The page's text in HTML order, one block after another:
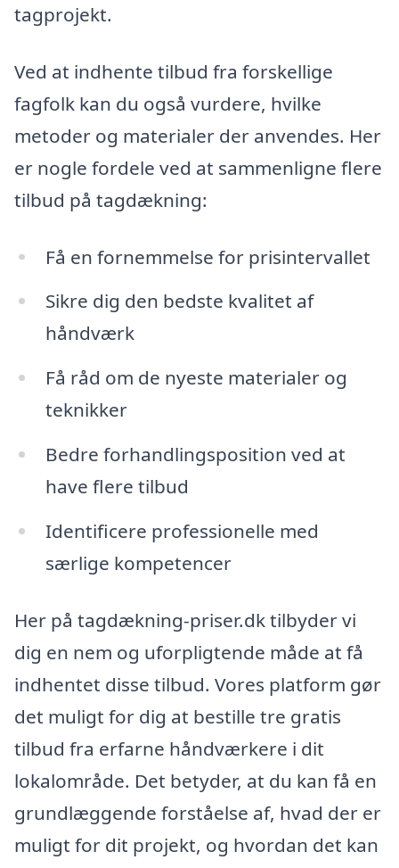
tagprojekt.
Ved at indhente tilbud fra forskellige
fagfolk kan du også vurdere, hvilke
metoder og materialer der anvendes. Her
er nogle fordele ved at sammenligne flere
tilbud på tagdækning:
Få en fornemmelse for prisintervallet
Sikre dig den bedste kvalitet af
håndværk
Få råd om de nyeste materialer og
teknikker
Bedre forhandlingsposition ved at
have flere tilbud
Identificere professionelle med
særlige kompetencer
Her på tagdækning-priser.dk tilbyder vi
dig en nem og uforpligtende måde at få
indhentet disse tilbud. Vores platform gør
det muligt for dig at bestille tre gratis
tilbud fra erfarne håndværkere i dit
lokalområde. Det betyder, at du kan få en
grundlæggende forståelse af, hvad der er
muligt for dit projekt, og hvordan det kan